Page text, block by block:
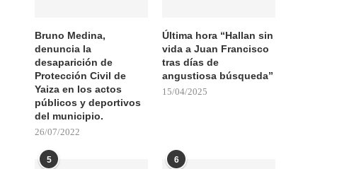
Bruno Medina,
denuncia la
desaparición de
Protección Civil de
Yaiza en los actos
públicos y deportivos
del municipio.
26/07/2022
Última hora “Hallan sin
vida a Juan Francisco
tras días de
angustiosa búsqueda”
15/04/2025
5 6